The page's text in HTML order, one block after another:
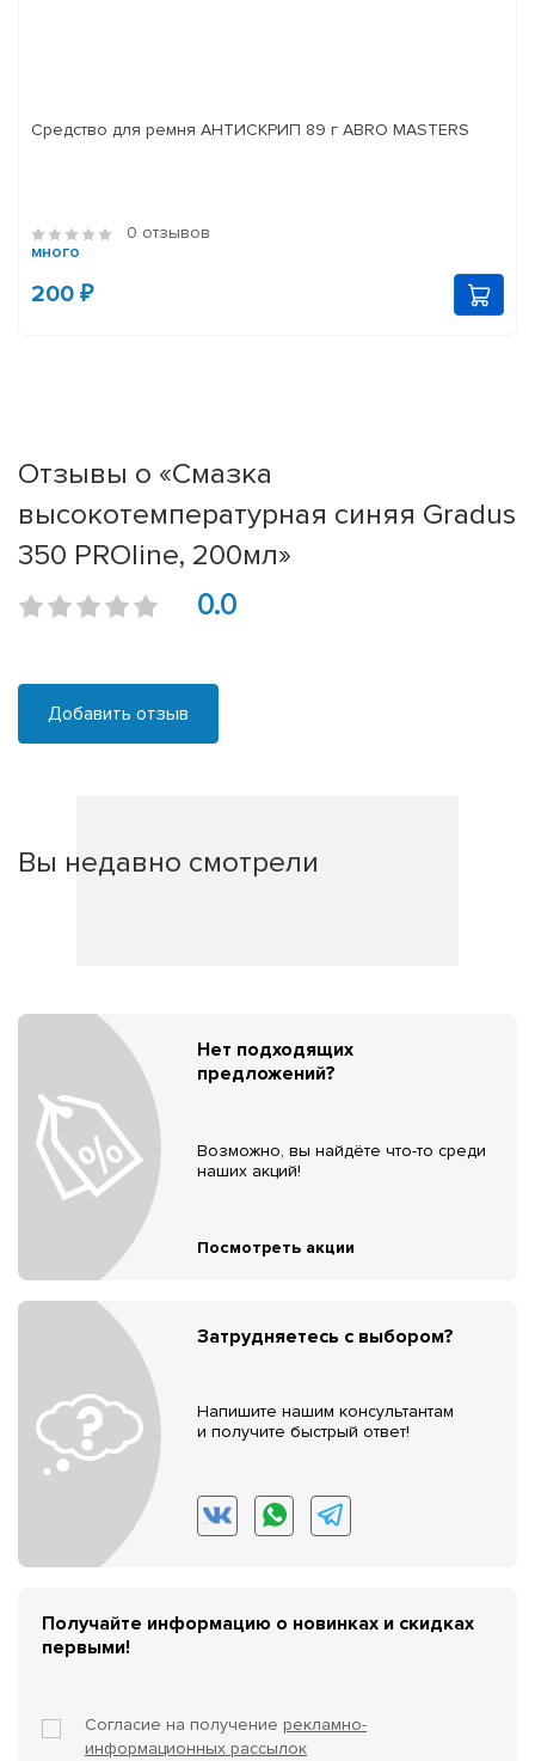
Средство для ремня АНТИСКРИП 89 г ABRO MASTERS
0 отзывов
много
200 ₽
Отзывы о «Смазка
высокотемпературная синяя Gradus
350 PROline, 200мл»
0.0
Добавить отзыв
Вы недавно смотрели
Нет подходящих
предложений?
Возможно, вы найдёте что-то среди
наших акций!
Посмотреть акции
Затрудняетесь с выбором?
Напишите нашим консультантам
и получите быстрый ответ!
Получайте информацию о новинках и скидках
первыми!
Согласие на получение рекламно-
информационных рассылок